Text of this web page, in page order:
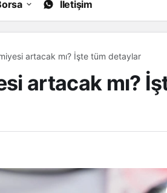
İletişim
artacak mı? İşte tüm detaylar
artacak mı?